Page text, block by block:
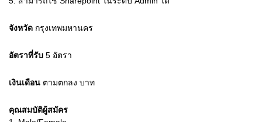
จังหวัด กรุงเทพมหานคร
อัตราที่รับ 5 อัตรา
เงินเดือน ตามตกลง บาท
คุณสมบัติผู้สมัคร